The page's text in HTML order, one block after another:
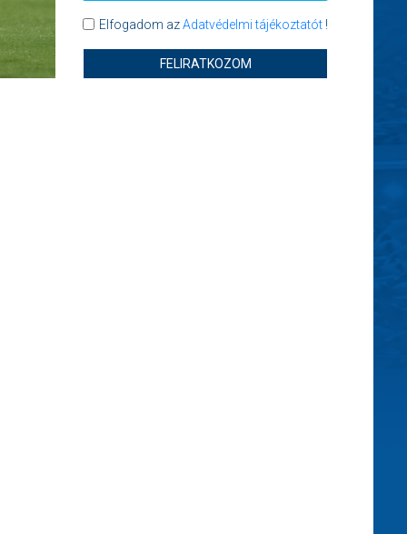
Elfogadom azAdatvédelmi tájékoztatót!
FELIRATKOZOM